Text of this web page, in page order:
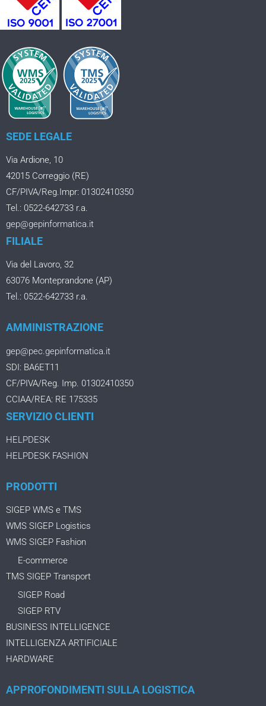
SEDE LEGALE
Via Ardione, 10
42015 Correggio (RE)
CF/PIVA/Reg.Impr: 01302410350
Tel.: 0522-642733 r.a.
gep@gepinformatica.it
FILIALE
Via del Lavoro, 32
63076 Monteprandone (AP)
Tel.: 0522-642733 r.a.
AMMINISTRAZIONE
gep@pec.gepinformatica.it
SDI: BA6ET11
CF/PIVA/Reg. Imp. 01302410350
CCIAA/REA: RE 175335
SERVIZIO CLIENTI
HELPDESK
HELPDESK FASHION
PRODOTTI
SIGEP WMS e TMS
WMS SIGEP Logistics
WMS SIGEP Fashion
E-commerce
TMS SIGEP Transport
SIGEP Road
SIGEP RTV
BUSINESS INTELLIGENCE
INTELLIGENZA ARTIFICIALE
HARDWARE
APPROFONDIMENTI SULLA LOGISTICA